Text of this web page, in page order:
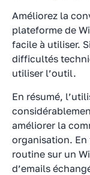
Améliorez la
plateforme de
facile à utiliser.
difficultés
utiliser l’outil.
En résumé,
améliorer la
organisation.
routine sur un
d’emails